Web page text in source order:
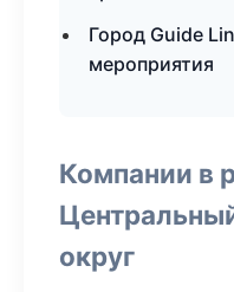
Город Guide
мероприятия
Компании в
округ